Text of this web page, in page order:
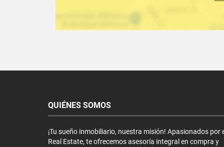
QUIÉNES SOMOS
¡Tu sueño inmobiliario, nuestra misión! Apasionados por
Real Estate, te ofrecemos asesoría integral en compra y